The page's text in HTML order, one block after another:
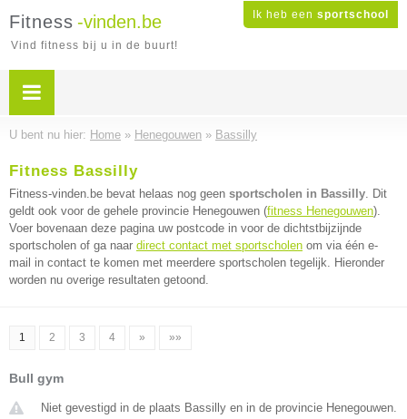
Ik heb een sportschool
Fitness -vinden.be
Vind fitness bij u in de buurt!
U bent nu hier: Home » Henegouwen » Bassilly
Fitness Bassilly
Fitness-vinden.be bevat helaas nog geen sportscholen in Bassilly. Dit
geldt ook voor de gehele provincie Henegouwen (fitness Henegouwen).
Voer bovenaan deze pagina uw postcode in voor de dichtstbijzijnde
sportscholen of ga naar direct contact met sportscholen om via één e-
mail in contact te komen met meerdere sportscholen tegelijk. Hieronder
worden nu overige resultaten getoond.
1 2 3 4 » »»
Bull gym
Niet gevestigd in de plaats Bassilly en in de provincie Henegouwen.